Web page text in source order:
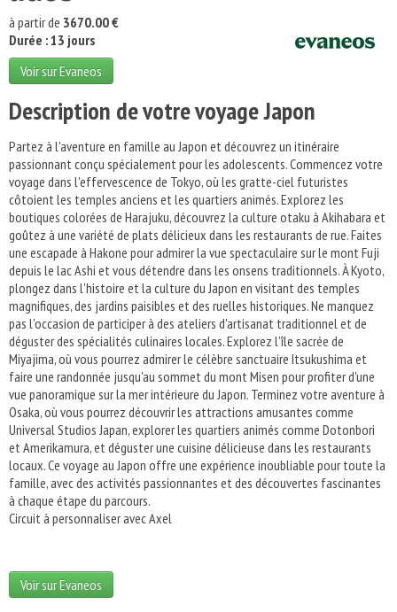
à partir de 3670.00 €
Durée : 13 jours
Voir sur Evaneos
Description de votre voyage Japon
Partez à l'aventure en famille au Japon et découvrez un itinéraire
passionnant conçu spécialement pour les adolescents. Commencez votre
voyage dans l'effervescence de Tokyo, où les gratte-ciel futuristes
côtoient les temples anciens et les quartiers animés. Explorez les
boutiques colorées de Harajuku, découvrez la culture otaku à Akihabara et
goûtez à une variété de plats délicieux dans les restaurants de rue. Faites
une escapade à Hakone pour admirer la vue spectaculaire sur le mont Fuji
depuis le lac Ashi et vous détendre dans les onsens traditionnels. À Kyoto,
plongez dans l'histoire et la culture du Japon en visitant des temples
magnifiques, des jardins paisibles et des ruelles historiques. Ne manquez
pas l'occasion de participer à des ateliers d'artisanat traditionnel et de
déguster des spécialités culinaires locales. Explorez l'île sacrée de
Miyajima, où vous pourrez admirer le célèbre sanctuaire Itsukushima et
faire une randonnée jusqu'au sommet du mont Misen pour profiter d'une
vue panoramique sur la mer intérieure du Japon. Terminez votre aventure à
Osaka, où vous pourrez découvrir les attractions amusantes comme
Universal Studios Japan, explorer les quartiers animés comme Dotonbori
et Amerikamura, et déguster une cuisine délicieuse dans les restaurants
locaux. Ce voyage au Japon offre une expérience inoubliable pour toute la
famille, avec des activités passionnantes et des découvertes fascinantes
à chaque étape du parcours.
Circuit à personnaliser avec Axel
Voir sur Evaneos